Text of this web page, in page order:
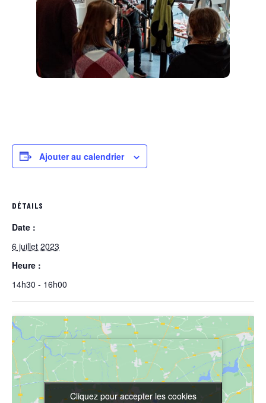
Ajouter au calendrier
DÉTAILS
Date :
6 juillet 2023
Heure :
14h30 - 16h00
Cliquez pour accepter les cookies
Cliquez pour accepter les cookies